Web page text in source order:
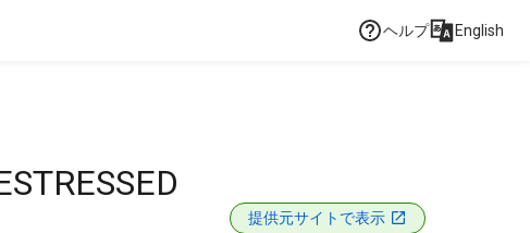
ヘルプ English
提供元サイトで表示